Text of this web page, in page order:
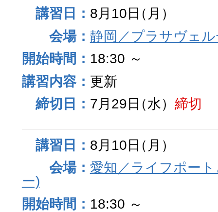
8月10日（月）
静岡／プラサヴェ
18:30 ～
更新
7月29日（水） 締切
8月10日（月）
愛知／ライフポー
ー)
18:30 ～